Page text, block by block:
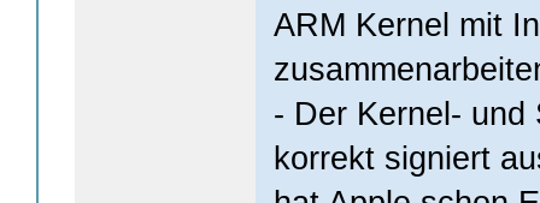
ARM Kernel mit
- Der Kernel- und
korrekt signiert